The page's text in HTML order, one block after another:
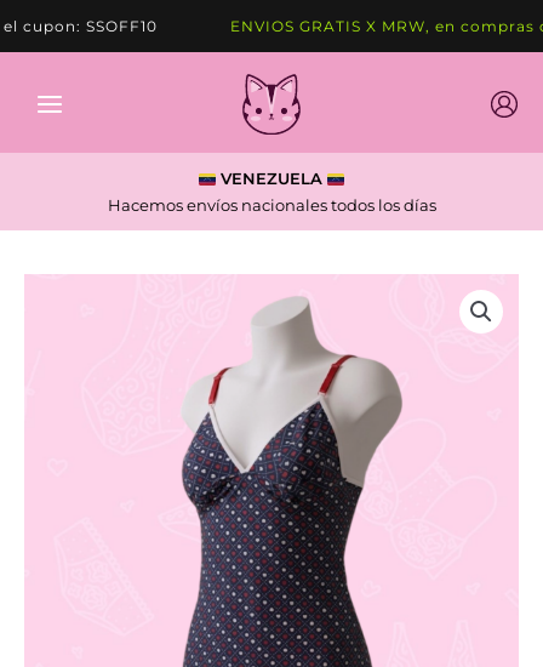
al
SSOFF10 ENVIOS GRATIS X MRW, en compras
VENEZUELA
Hacemos envíos nacionales todos los días